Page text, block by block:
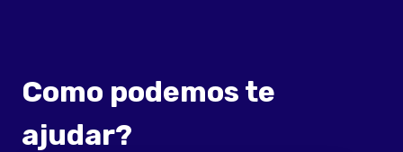
Como podemos te
ajudar?